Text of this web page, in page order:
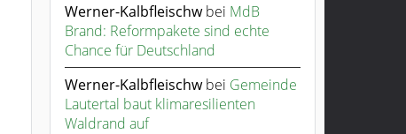
Werner-Kalbfleischwbei MdB
Brand: Reformpakete sind echte
Chance für Deutschland
Werner-Kalbfleischwbei Gemeinde
Lautertal baut klimaresilienten
Waldrand auf